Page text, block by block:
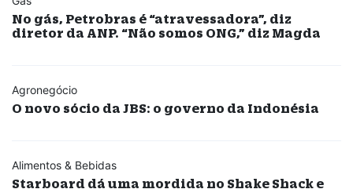
No gás, Petrobras é “atravessadora”, diz
diretor da ANP. “Não somos ONG,” diz Magda
Agronegócio
O novo sócio da JBS: o governo da Indonésia
Alimentos & Bebidas
Starboard dá uma mordida no Shake Shack e